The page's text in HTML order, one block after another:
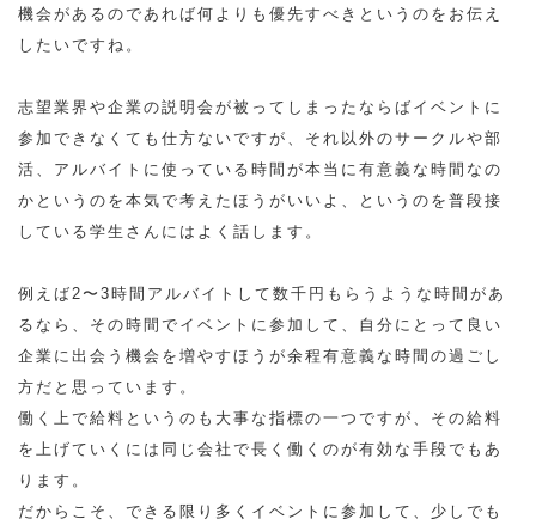
機会があるのであれば何よりも優先すべきというのをお伝え
したいですね。
志望業界や企業の説明会が被ってしまったならばイベントに
参加できなくても仕方ないですが、それ以外のサークルや部
活、アルバイトに使っている時間が本当に有意義な時間なの
かというのを本気で考えたほうがいいよ、というのを普段接
している学生さんにはよく話します。
例えば2〜3時間アルバイトして数千円もらうような時間があ
るなら、その時間でイベントに参加して、自分にとって良い
企業に出会う機会を増やすほうが余程有意義な時間の過ごし
方だと思っています。
働く上で給料というのも大事な指標の一つですが、その給料
を上げていくには同じ会社で長く働くのが有効な手段でもあ
ります。
だからこそ、できる限り多くイベントに参加して、少しでも